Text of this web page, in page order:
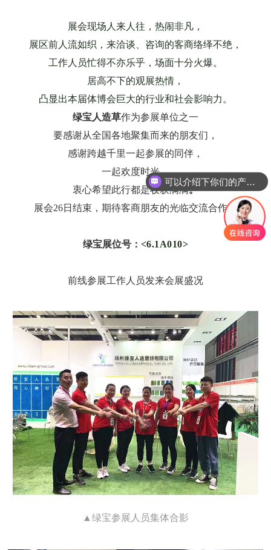
展会现场人来人往，热闹非凡，
展区前人流如织，来洽谈、咨询的客商络绎不绝，
工作人员忙得不亦乐乎，场面十分火爆。
居高不下的观展热情，
凸显出本届体博会巨大的行业和社会影响力。
绿宝人造草作为参展单位之一
要感谢从全国各地聚集而来的朋友们，
感谢跨越千里一起参展的同伴，
一起欢度时光，
衷心希望此行都是收获满满。
展会26日结束，期待客商朋友的光临交流合作！
绿宝展位号： <6.1A010>
前线参展工作人员发来会展盛况
▲绿宝参展人员集体合影
可以介绍下你们的产品么